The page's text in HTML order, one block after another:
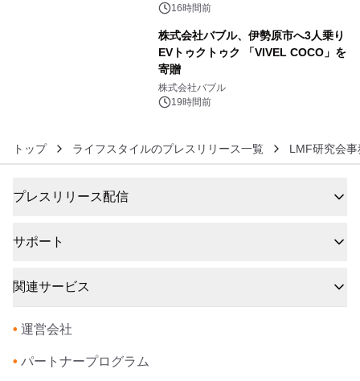
16時間前
株式会社バブル、伊勢原市へ3人乗り
EVトゥクトゥク 「VIVEL COCO」を
寄贈
株式会社バブル
19時間前
トップ ライフスタイルのプレスリリース一覧 LMF研究会事
プレスリリース配信
サポート
関連サービス
• 運営会社
• パートナープログラム